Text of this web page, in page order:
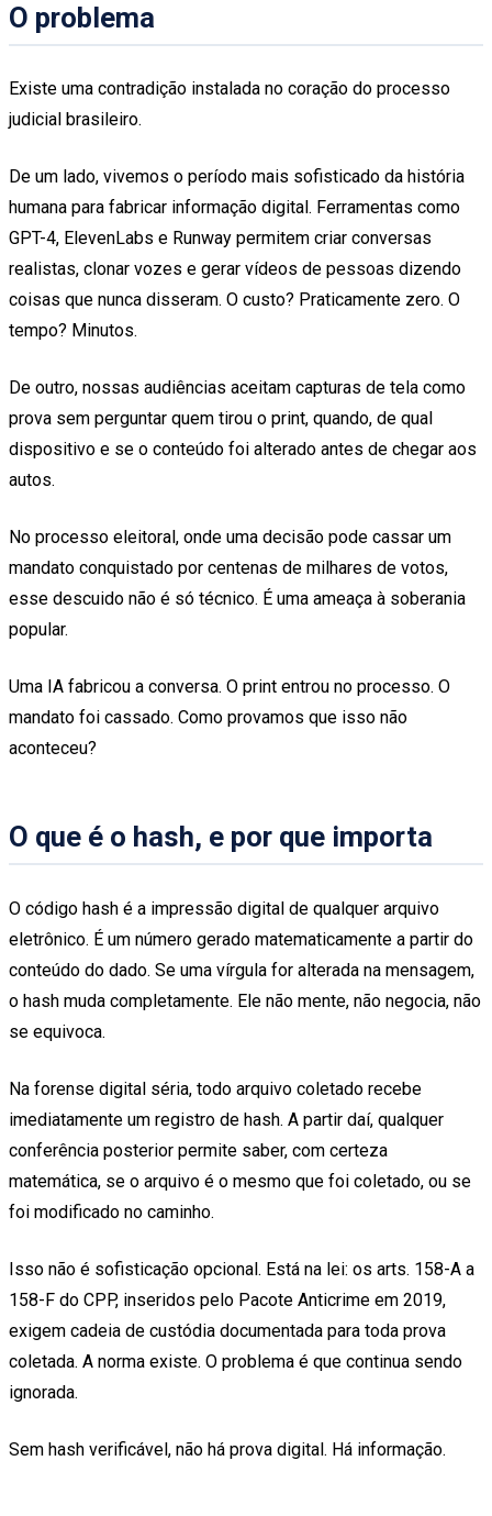
O problema
Existe uma contradição instalada no coração do processo
judicial brasileiro.
De um lado, vivemos o período mais sofisticado da história
humana para fabricar informação digital. Ferramentas como
GPT-4, ElevenLabs e Runway permitem criar conversas
realistas, clonar vozes e gerar vídeos de pessoas dizendo
coisas que nunca disseram. O custo? Praticamente zero. O
tempo? Minutos.
De outro, nossas audiências aceitam capturas de tela como
prova sem perguntar quem tirou o print, quando, de qual
dispositivo e se o conteúdo foi alterado antes de chegar aos
autos.
No processo eleitoral, onde uma decisão pode cassar um
mandato conquistado por centenas de milhares de votos,
esse descuido não é só técnico. É uma ameaça à soberania
popular.
Uma IA fabricou a conversa. O print entrou no processo. O
mandato foi cassado. Como provamos que isso não
aconteceu?
O que é o hash, e por que importa
O código hash é a impressão digital de qualquer arquivo
eletrônico. É um número gerado matematicamente a partir do
conteúdo do dado. Se uma vírgula for alterada na mensagem,
o hash muda completamente. Ele não mente, não negocia, não
se equivoca.
Na forense digital séria, todo arquivo coletado recebe
imediatamente um registro de hash. A partir daí, qualquer
conferência posterior permite saber, com certeza
matemática, se o arquivo é o mesmo que foi coletado, ou se
foi modificado no caminho.
Isso não é sofisticação opcional. Está na lei: os arts. 158-A a
158-F do CPP, inseridos pelo Pacote Anticrime em 2019,
exigem cadeia de custódia documentada para toda prova
coletada. A norma existe. O problema é que continua sendo
ignorada.
Sem hash verificável, não há prova digital. Há informação.